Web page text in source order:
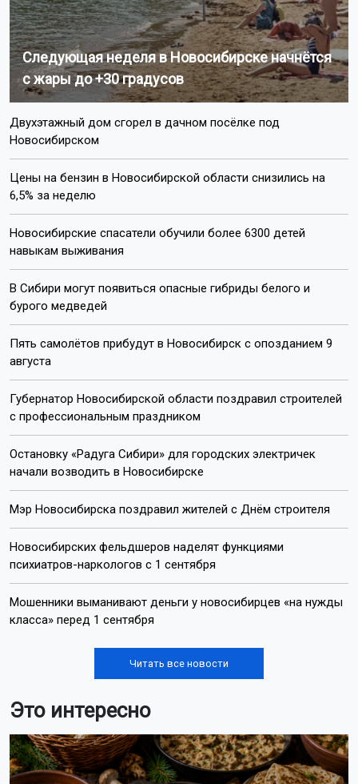
Следующая неделя в Новосибирске начнётся
с жары до +30 градусов
Двухэтажный дом сгорел в дачном посёлке под
Новосибирском
Цены на бензин в Новосибирской области снизились на
6,5% за неделю
Новосибирские спасатели обучили более 6300 детей
навыкам выживания
В Сибири могут появиться опасные гибриды белого и
бурого медведей
Пять самолётов прибудут в Новосибирск с опозданием 9
августа
Губернатор Новосибирской области поздравил строителей
с профессиональным праздником
Остановку «Радуга Сибири» для городских электричек
начали возводить в Новосибирске
Мэр Новосибирска поздравил жителей с Днём строителя
Новосибирских фельдшеров наделят функциями
психиатров-наркологов с 1 сентября
Мошенники выманивают деньги у новосибирцев «на нужды
класса» перед 1 сентября
Читать все новости
Это интересно